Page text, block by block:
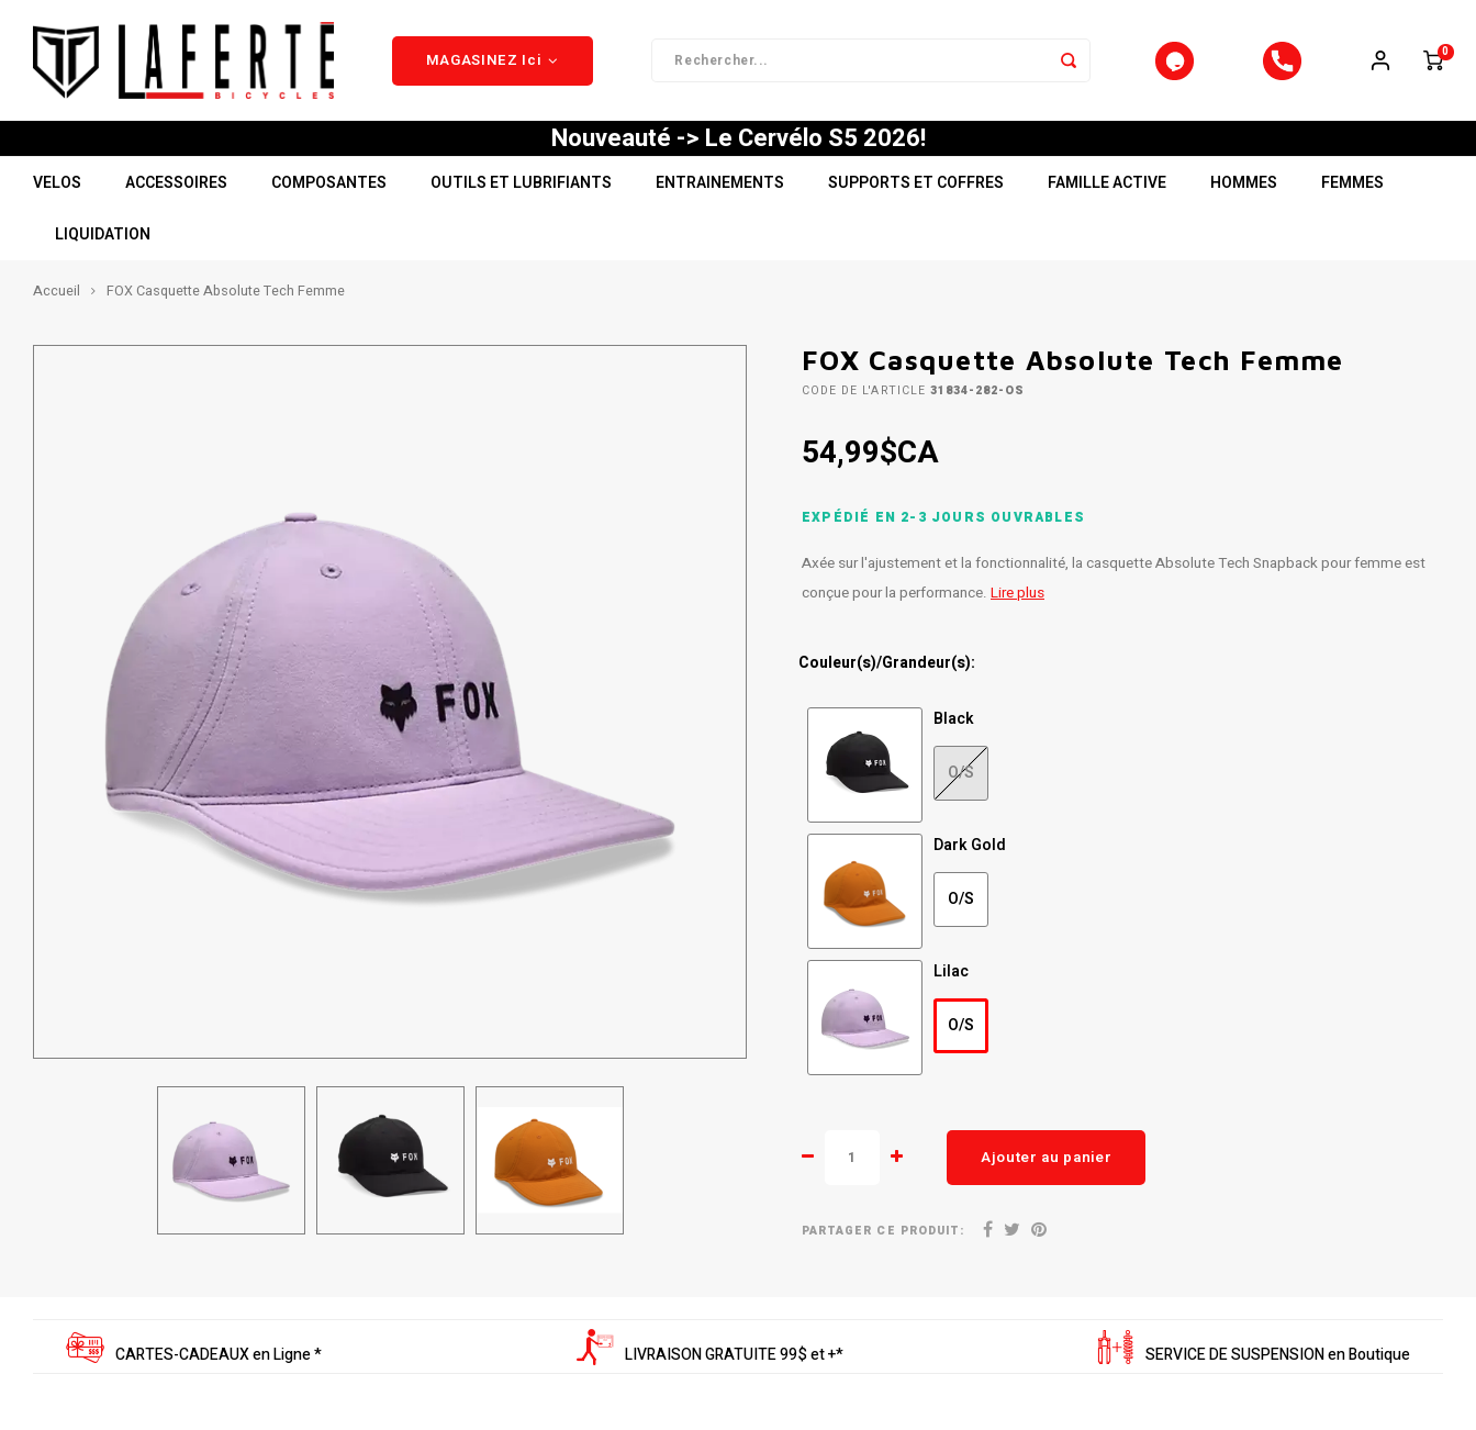
MAGASINEZ Ici 0
Nouveauté -> Le Cervélo S5 2026!
VELOS ACCESSOIRES COMPOSANTES OUTILS ET LUBRIFIANTS ENTRAINEMENTS SUPPORTS ET COFFRES FAMILLE ACTIVE HOMMES FEMMES
LIQUIDATION
Accueil FOX Casquette Absolute Tech Femme
FOX Casquette Absolute Tech Femme
CODE DE L'ARTICLE 31834-282-OS
54,99$CA
EXPÉDIÉ EN 2-3 JOURS OUVRABLES
Axée sur l'ajustement et la fonctionnalité, la casquette Absolute Tech Snapback pour femme est
conçue pour la performance. Lire plus
Couleur(s)/Grandeur(s):
Black
O/S
Dark Gold
O/S
Lilac
O/S
Ajouter au panier
PARTAGER CE PRODUIT:
CARTES-CADEAUX en Ligne * LIVRAISON GRATUITE 99$ et +* SERVICE DE SUSPENSION en Boutique